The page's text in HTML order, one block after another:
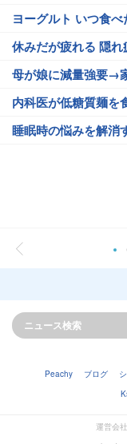
ヨーグルト いつ食
休みだが疲れる 隠
母が娘に減量強要→
内科医が低糖質麺を
睡眠時の悩みを解消
Peachy ブログ
運営会社